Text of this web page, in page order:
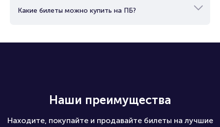
Какие билеты можно купить на ПБ?
Наши преимущества
Находите, покупайте и продавайте билеты на лучшие